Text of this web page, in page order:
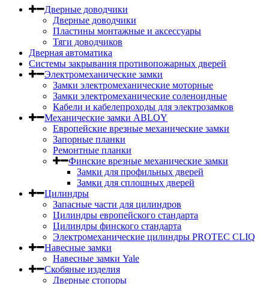
Дверные доводчики
Дверные доводчики
Пластины монтажные и аксессуары
Тяги доводчиков
Дверная автоматика
Системы закрывания противопожарных дверей
Электромеханические замки
Замки электромеханические моторные
Замки электромеханические соленоидные
Кабели и кабелепроходы для электрозамков
Механические замки ABLOY
Европейские врезные механические замки
Запорные планки
Ремонтные планки
Финские врезные механические замки
Замки для профильных дверей
Замки для сплошных дверей
Цилиндры
Запасные части для цилиндров
Цилиндры европейского стандарта
Цилиндры финского стандарта
Электромеханические цилиндры PROTEC CLIQ
Навесные замки
Навесные замки Yale
Скобяные изделия
Дверные стопоры